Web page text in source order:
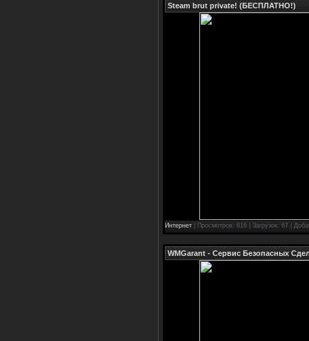
Steam brut private! (БЕСПЛАТНО!)
Интернет | Просмотров: 816 | Загрузок: 67 |
WMGarant - Сервис Безопасных